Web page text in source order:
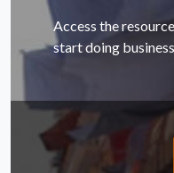
Access the
start doing